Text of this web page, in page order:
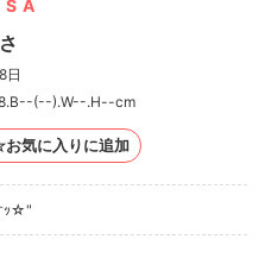
日
(--).W--.H--cm
気に入りに追加
ｯ☆"